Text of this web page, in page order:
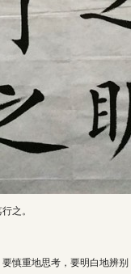
之。
慎重地思考，要明白地辨